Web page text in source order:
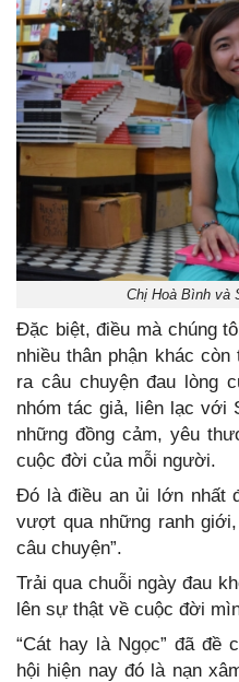
Chị Hoà Bình và
Đặc biệt, điều mà chúng
nhiều thân phận khác
ra câu chuyện đau lòng
nhóm tác giả, liên lạc với
những đồng cảm, yêu
cuộc đời của mỗi người.
Đó là điều an ủi lớn nhất
vượt qua những ranh
câu chuyện”.
Trải qua chuỗi ngày đau
lên sự thật về cuộc đời
“Cát hay là Ngọc” đã đề
hội hiện nay đó là nạn